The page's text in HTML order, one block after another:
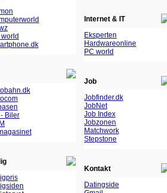
world
- Biler
Internet & IT
Eksperten
Hardwareonline
PC world
Job
Jobfinder.dk
JobNet
Job Index
Jobzonen
Matchwork
Stepstone
Kontakt
Datingside